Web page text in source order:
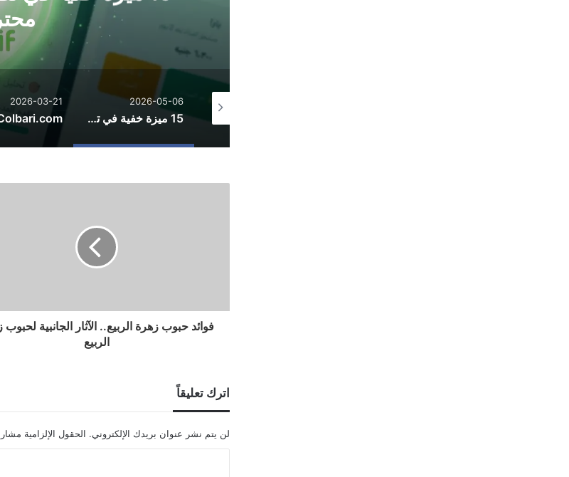
2026-05-06
15 ميزة خفية في تطبيق مصاريف تجعلك مديراً مالياً محترفاً في 30 يوماً
2026-03-21
فوائد حبوب زهرة الربيع.. الآثار الجانبية
الربيع
اترك تعليقاً
لن يتم نشر عنوان بريدك الإلكتروني. الحقول الإلزامية مشار